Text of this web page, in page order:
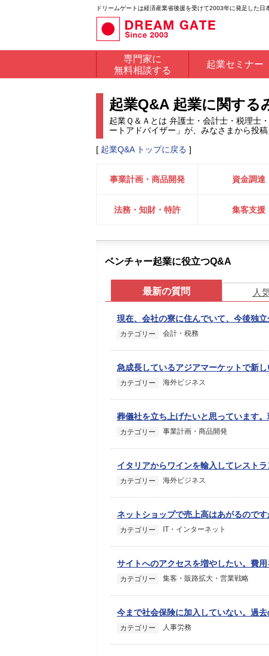
ドリームゲートは経済産業省後援を受けて2003年に発足した
専門家に
無料相談する
起業セミナー
起業Q&A 起業に関する
起業Ｑ＆Ａとは 弁護士・会計士・税理士
ートアドバイザー」が、みなさまから投
[ 起業Q&A トップに戻る ]
事業計画・商品開発 資金調達
法務・知財・特許 集客支援
ベンチャー起業に役立つQ&A
最新の質問 人
現在、会社の寮に住んでいて、今後独立
カテゴリー 会計・税務
急成長しているアジアマーケットで新
カテゴリー 海外ビジネス
葬儀社を立ち上げたいと思っています
カテゴリー 事業計画・商品開発
イタリアからワインを輸入してレスト
カテゴリー 海外ビジネス
ネットショップで売上高はあがるのです
カテゴリー IT・インターネット
サイトへのアクセスを増やしたい。費
カテゴリー 集客・販路拡大・営業戦略
今まで社会保険に加入していない。過
カテゴリー 人事労務